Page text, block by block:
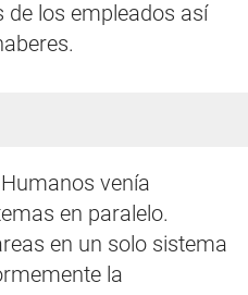
de los empleados así
venía
en paralelo.
en un solo sistema
la